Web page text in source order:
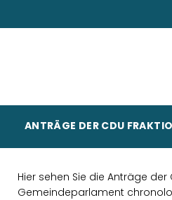
ANTRÄGE DER CDU
Hier sehen Sie die Anträge der
Gemeindeparlament